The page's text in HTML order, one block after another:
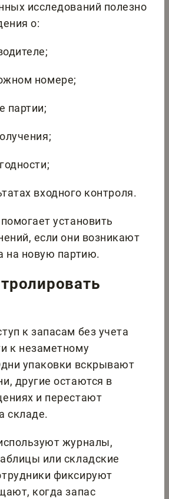
исследований полезно
о:
номере;
партии;
входного контроля.
установить
если они возникают
на новую партию.
к запасам без учета
к незаметному
упаковки вскрывают
другие остаются в
и перестают
складе.
журналы,
или складские
фиксируют
когда запас